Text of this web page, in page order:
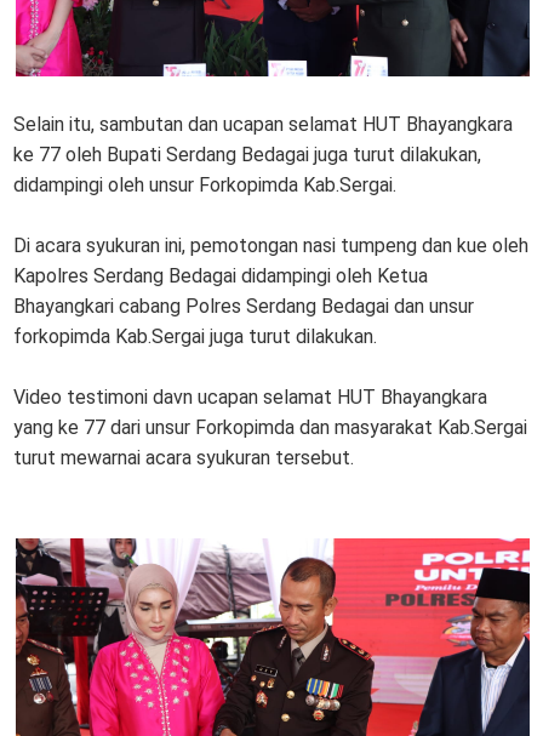
Selain itu, sambutan dan ucapan selamat HUT Bhayangkara
ke 77 oleh Bupati Serdang Bedagai juga turut dilakukan,
didampingi oleh unsur Forkopimda Kab.Sergai.
Di acara syukuran ini, pemotongan nasi tumpeng dan kue oleh
Kapolres Serdang Bedagai didampingi oleh Ketua
Bhayangkari cabang Polres Serdang Bedagai dan unsur
forkopimda Kab.Sergai juga turut dilakukan.
Video testimoni davn ucapan selamat HUT Bhayangkara
yang ke 77 dari unsur Forkopimda dan masyarakat Kab.Sergai
turut mewarnai acara syukuran tersebut.